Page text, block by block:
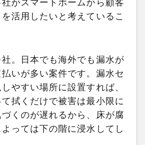
がスマートホームから顧客
活用したいと考えているこ
。日本でも海外でも漏水が
いが多い案件です。漏水セ
やすい場所に設置すれば、
拭くだけで被害は最小限に
くのが遅れるから、床が腐
っては下の階に浸水してし